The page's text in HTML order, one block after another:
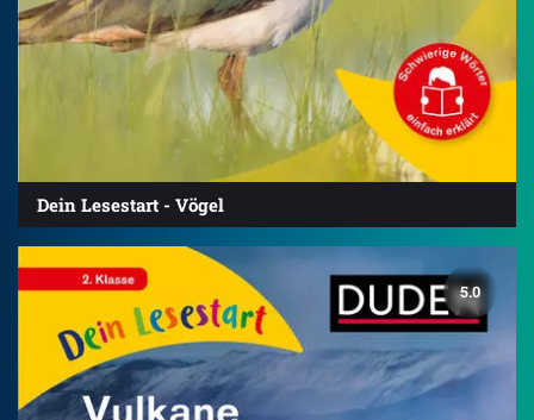
Dein Lesestart - Vögel
5.0